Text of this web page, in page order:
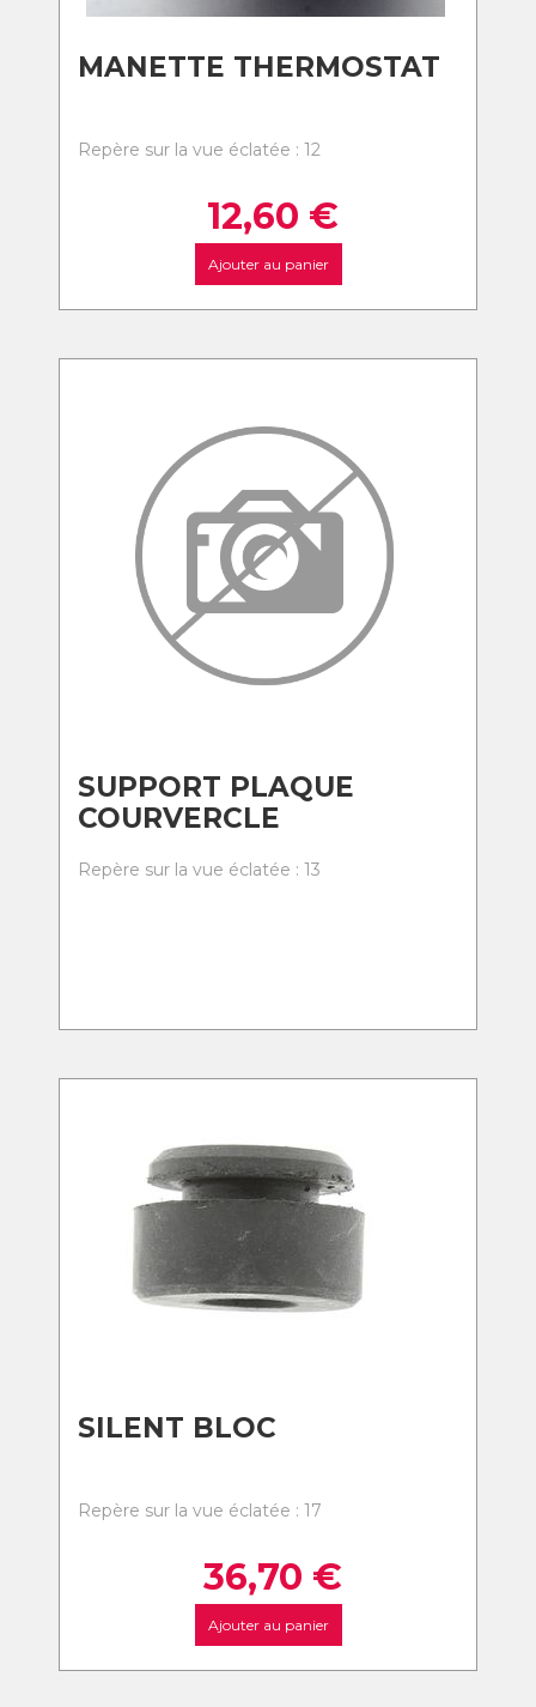
MANETTE THERMOSTAT
Repère sur la vue éclatée : 12
12,60 €
Ajouter au panier
SUPPORT PLAQUE
COURVERCLE
Repère sur la vue éclatée : 13
SILENT BLOC
Repère sur la vue éclatée : 17
36,70 €
Ajouter au panier